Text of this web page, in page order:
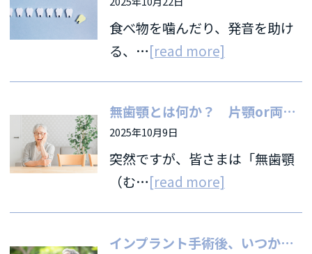
食べ物を噛んだり、発音を助け
る、…[read more]
無歯顎とは何か？ 片顎or両顎すべての歯を失った場合の歯の補い方
2025年10月9日
突然ですが、皆さまは「無歯顎
（む…[read more]
インプラント手術後、いつから運動がOK？ 手術後の運動の注意点 治療後（安定後）の運動について